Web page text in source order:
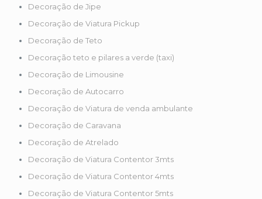
Decoração de Jipe
Decoração de Viatura Pickup
Decoração de Teto
Decoração teto e pilares a verde (taxi)
Decoração de Limousine
Decoração de Autocarro
Decoração de Viatura de venda ambulante
Decoração de Caravana
Decoração de Atrelado
Decoração de Viatura Contentor 3mts
Decoração de Viatura Contentor 4mts
Decoração de Viatura Contentor 5mts